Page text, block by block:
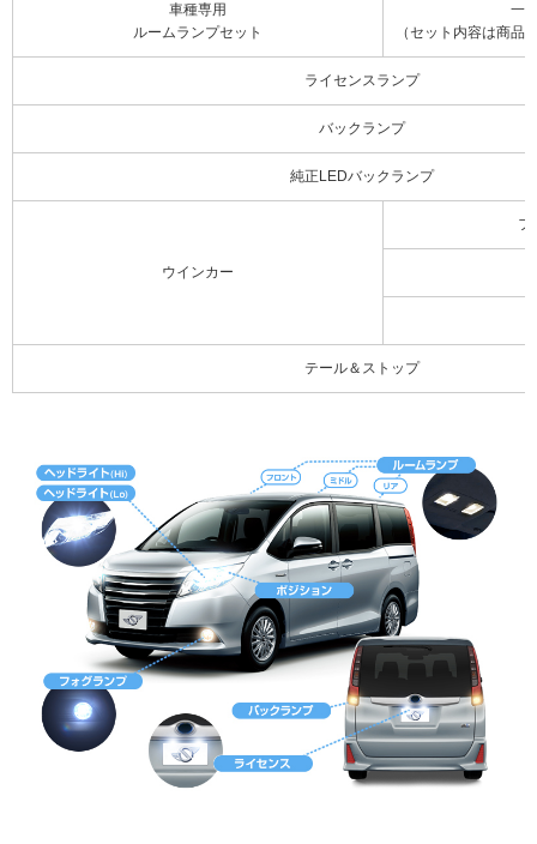
車種専用
ルームランプセット
一
（セット内容は商品
ライセンスランプ
バックランプ
純正LEDバックランプ
ウインカー
フ
テール＆ストップ